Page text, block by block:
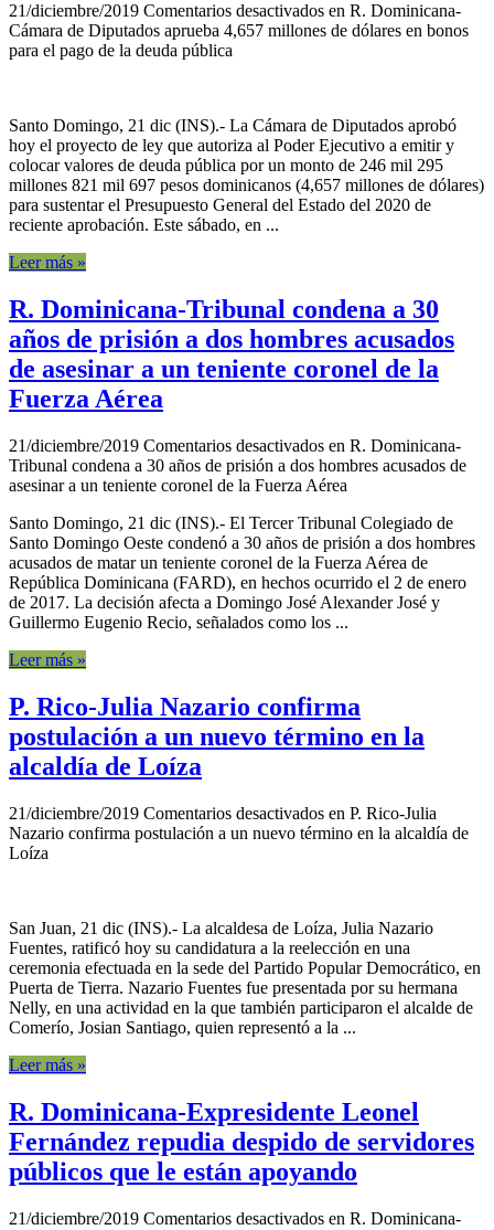
21/diciembre/2019 Comentarios desactivados en R. Dominicana-
Cámara de Diputados aprueba 4,657 millones de dólares en bonos
para el pago de la deuda pública
Santo Domingo, 21 dic (INS).- La Cámara de Diputados aprobó
hoy el proyecto de ley que autoriza al Poder Ejecutivo a emitir y
colocar valores de deuda pública por un monto de 246 mil 295
millones 821 mil 697 pesos dominicanos (4,657 millones de dólares)
para sustentar el Presupuesto General del Estado del 2020 de
reciente aprobación. Este sábado, en ...
Leer más »
R. Dominicana-Tribunal condena a 30
años de prisión a dos hombres acusados
de asesinar a un teniente coronel de la
Fuerza Aérea
21/diciembre/2019 Comentarios desactivados en R. Dominicana-
Tribunal condena a 30 años de prisión a dos hombres acusados de
asesinar a un teniente coronel de la Fuerza Aérea
Santo Domingo, 21 dic (INS).- El Tercer Tribunal Colegiado de
Santo Domingo Oeste condenó a 30 años de prisión a dos hombres
acusados de matar un teniente coronel de la Fuerza Aérea de
República Dominicana (FARD), en hechos ocurrido el 2 de enero
de 2017. La decisión afecta a Domingo José Alexander José y
Guillermo Eugenio Recio, señalados como los ...
Leer más »
P. Rico-Julia Nazario confirma
postulación a un nuevo término en la
alcaldía de Loíza
21/diciembre/2019 Comentarios desactivados en P. Rico-Julia
Nazario confirma postulación a un nuevo término en la alcaldía de
Loíza
San Juan, 21 dic (INS).- La alcaldesa de Loíza, Julia Nazario
Fuentes, ratificó hoy su candidatura a la reelección en una
ceremonia efectuada en la sede del Partido Popular Democrático, en
Puerta de Tierra. Nazario Fuentes fue presentada por su hermana
Nelly, en una actividad en la que también participaron el alcalde de
Comerío, Josian Santiago, quien representó a la ...
Leer más »
R. Dominicana-Expresidente Leonel
Fernández repudia despido de servidores
públicos que le están apoyando
21/diciembre/2019 Comentarios desactivados en R. Dominicana-